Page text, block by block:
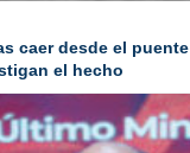
caer desde el
el hecho